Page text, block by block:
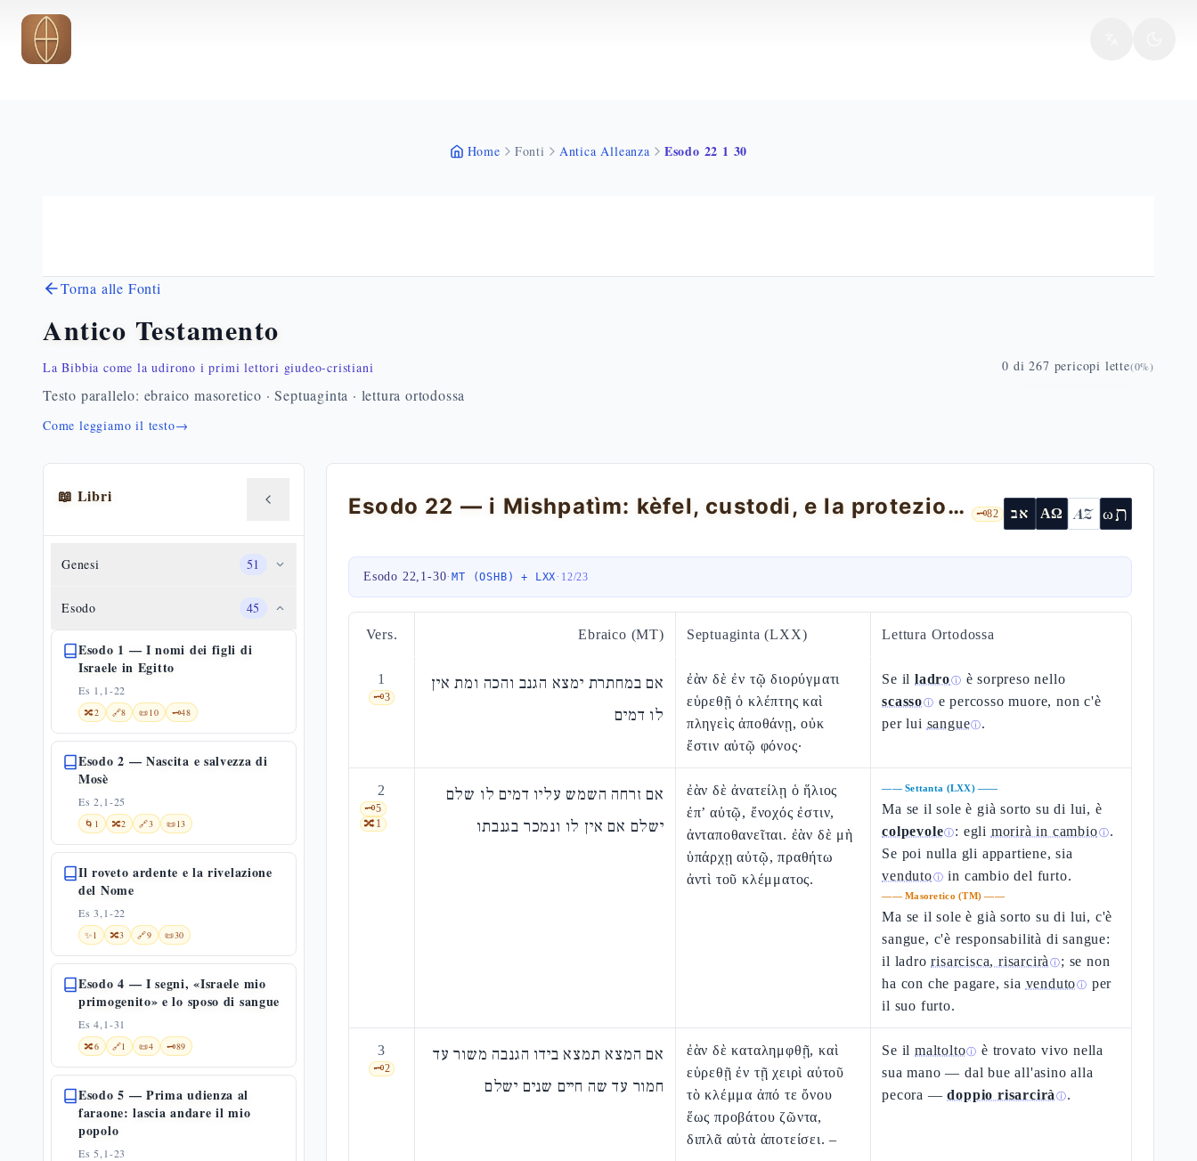
Vai al contenuto principale
Home Fonti Antica Alleanza Esodo 22 1 30
Torna alle Fonti
Antico Testamento
La Bibbia come la udirono i primi lettori giudeo-cristiani
Testo parallelo: ebraico masoretico · Septuaginta · lettura ortodossa
Come leggiamo il testo→
0 di 267 pericopi lette(0%)
📖 Libri
Genesi 51
Esodo 45
Esodo 1 — I nomi dei figli di
Israele in Egitto
Es 1,1-22
🔀2 🔗8 📜10 🗝️48
Esodo 2 — Nascita e salvezza di
Mosè
Es 2,1-25
🌀 1 🔀2 🔗3 📜13
Il roveto ardente e la rivelazione
del Nome
Es 3,1-22
✨1 🔀3 🔗9 📜30
Esodo 4 — I segni, «Israele mio
primogenito» e lo sposo di sangue
Es 4,1-31
🔀6 🔗1 📜4 🗝️89
Esodo 5 — Prima udienza al
faraone: lascia andare il mio
popolo
Es 5,1-23
Esodo 22 — i Mishpatìm: kèfel, custodi, e la protezione del gher 🗝️82 אב ΑΩ AZ ωת
Esodo 22,1-30·MT (OSHB) + LXX· 12/23
Vers. Ebraico (MT) Septuaginta (LXX) Lettura Ortodossa
1
🗝️3
אם במחתרת ימצא הגנב והכה ומת אין
לו דמים
ἐὰν δὲ ἐν τῷ διορύγματι
εὑρεθῇ ὁ κλέπτης καὶ
πληγεὶς ἀποθάνῃ, οὐκ
ἔστιν αὐτῷ φόνος·
Se illadroⓘ è sorpreso nello
scassoⓘ e percosso muore, non c'è
per lui sangueⓘ.
2
🗝️5
🔀1
אם זרחה השמש עליו דמים לו שלם
ישלם אם אין לו ונמכר בגנבתו
ἐὰν δὲ ἀνατείλῃ ὁ ἥλιος
ἐπ’ αὐτῷ, ἔνοχός ἐστιν,
ἀνταποθανεῖται. ἐὰν δὲ μὴ
ὑπάρχῃ αὐτῷ, πραθήτω
ἀντὶ τοῦ κλέμματος.
——Settanta (LXX)——
Ma se il sole è già sorto su di lui, è
colpevoleⓘ: egli morirà in cambioⓘ.
Se poi nulla gli appartiene, sia
vendutoⓘ in cambio del furto.
——Masoretico (TM) ——
Ma se il sole è già sorto su di lui, c'è
sangue, c'è responsabilità di sangue:
il ladrorisarcisca, risarcirà ⓘ; se non
ha con che pagare, sia vendutoⓘ per
il suo furto.
3
🗝️2
אם המצא תמצא בידו הגנבה משור עד
חמור עד שה חיים שנים ישלם
ἐὰν δὲ καταλημφθῇ, καὶ
εὑρεθῇ ἐν τῇ χειρὶ αὐτοῦ
τὸ κλέμμα ἀπό τε ὄνου
ἕως προβάτου ζῶντα,
διπλᾶ αὐτὰ ἀποτείσει. –
Se ilmaltoltoⓘ è trovato vivo nella
sua mano — dal bue all'asino alla
pecora —doppio risarcirà ⓘ.